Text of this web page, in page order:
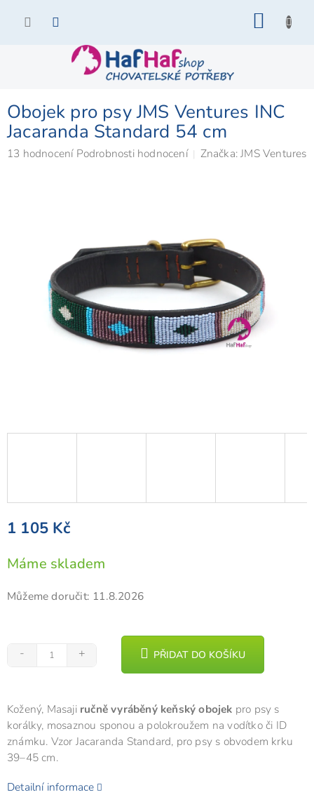
Obojek pro psy JMS Ventures INC
Jacaranda Standard 54 cm
Průměrné
hvězdiček.
13 hodnocení Podrobnosti hodnocení Značka:JMS Ventures
1 105 Kč
Měrná
cena:
Máme skladem
Můžeme doručit: 11.8.2026
PŘIDAT DO KOŠÍKU
Kožený, Masaji ručně vyráběný keňský obojek pro psy s
korálky, mosaznou sponou a polokroužem na vodítko či ID
známku. Vzor Jacaranda Standard, pro psy s obvodem krku
39–45 cm.
Detailní informace